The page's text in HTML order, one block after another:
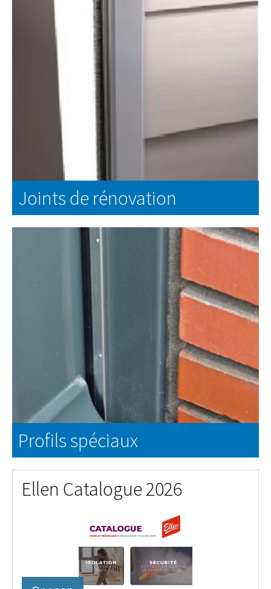
Joints de rénovation
EN SAVOIR PLUS
Profils spéciaux
Ellen Catalogue 2026